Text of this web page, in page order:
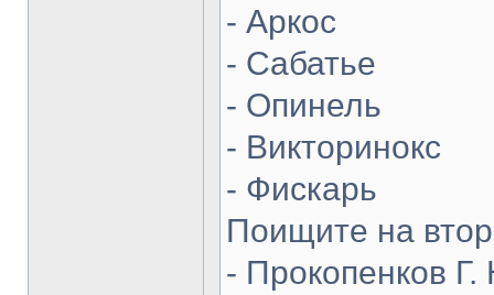
- Аркос
- Сабатье
- Опинель
- Викторинокс
- Фискарь
Поищите на
- Прокопенков Г.